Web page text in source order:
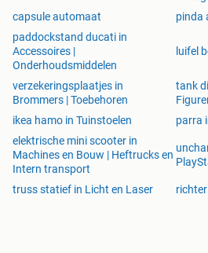
capsule automaat
pinda
paddockstand ducati in
Accessoires |
Onderhoudsmiddelen
luifel
verzekeringsplaatjes in
Brommers | Toebehoren
tank
ikea hamo in Tuinstoelen
parra
elektrische mini scooter in
Machines en Bouw | Heftrucks en
Intern transport
truss statief in Licht en Laser